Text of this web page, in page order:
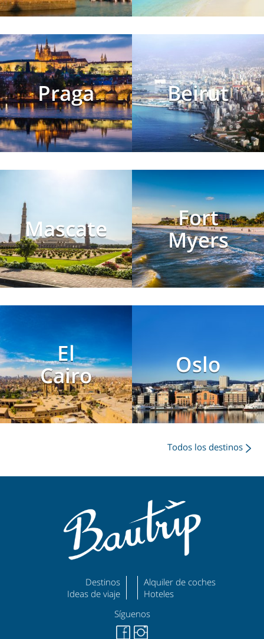
Praga Beirut
Mascate
Fort
Myers
El
Cairo
Oslo
Todos los destinos
Destinos
Ideas de viaje
Alquiler de coches
Hoteles
Síguenos